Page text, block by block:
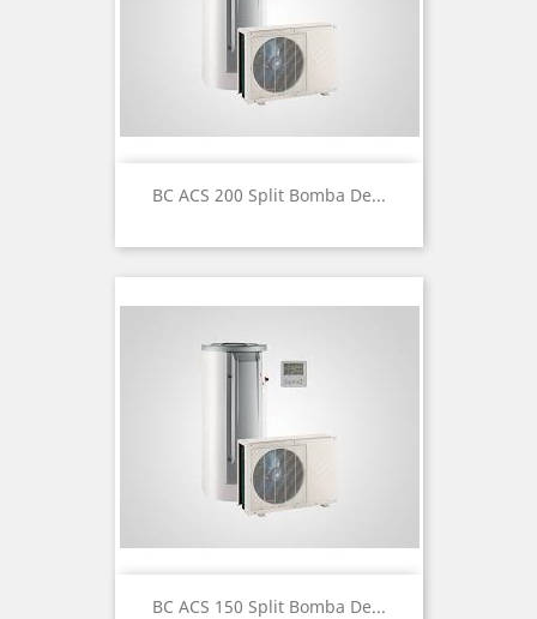
BC ACS 200 Split Bomba De...
BC ACS 150 Split Bomba De...